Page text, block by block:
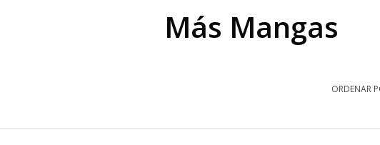
Más Mangas
ORDENAR